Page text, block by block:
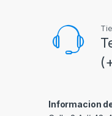
Informacion